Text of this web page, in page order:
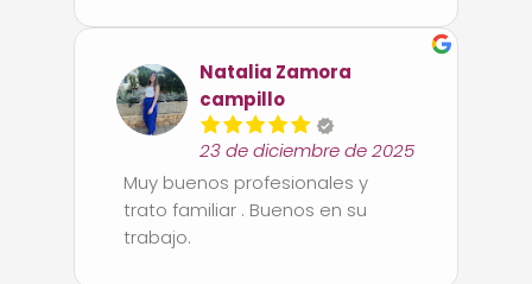
y desarrollan las tareas de
forma muy eficiente, también
nos han ayudado con las
gestiones administrativas,
ahorrándonos muchos viajes y
engorrosos de papeleos,
muchas gracias, siempre los
Natalia Zamora
campillo
23 de diciembre de 2025
Muy buenos profesionales y
trato familiar . Buenos en su
trabajo.